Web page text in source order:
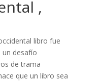
,
libro fue
un desafío
de trama
que un libro sea